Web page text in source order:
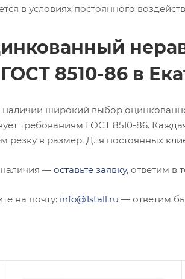
в условиях постоянного
8510-86 в
широкий выбор
требованиям ГОСТ 8510-86.
резку в размер. Для постоянных
наличия — оставьте заявку, ответим в
на почту: info@1stall.ru — ответим